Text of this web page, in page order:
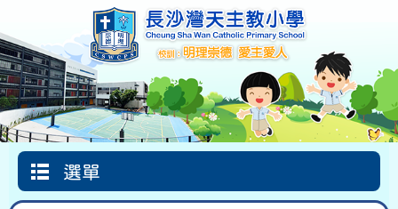
首頁
Classroom
選單